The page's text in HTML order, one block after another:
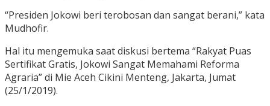
“Presiden Jokowi beri terobosan dan sangat berani,” kata
Mudhofir.
Hal itu mengemuka saat diskusi bertema “Rakyat Puas
Sertifikat Gratis, Jokowi Sangat Memahami Reforma
Agraria” di Mie Aceh Cikini Menteng, Jakarta, Jumat
(25/1/2019).